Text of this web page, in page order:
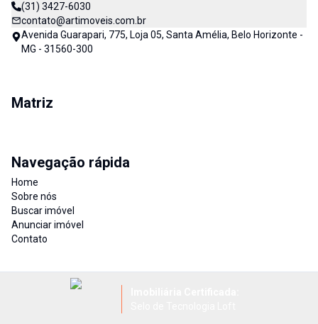
(31) 3427-6030
contato@artimoveis.com.br
Avenida Guarapari, 775, Loja 05, Santa Amélia, Belo Horizonte -
MG - 31560-300
Matriz
Navegação rápida
Home
Sobre nós
Buscar imóvel
Anunciar imóvel
Contato